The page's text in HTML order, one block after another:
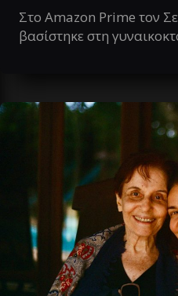
Στο Amazon Prime τον
βασίστηκε στη